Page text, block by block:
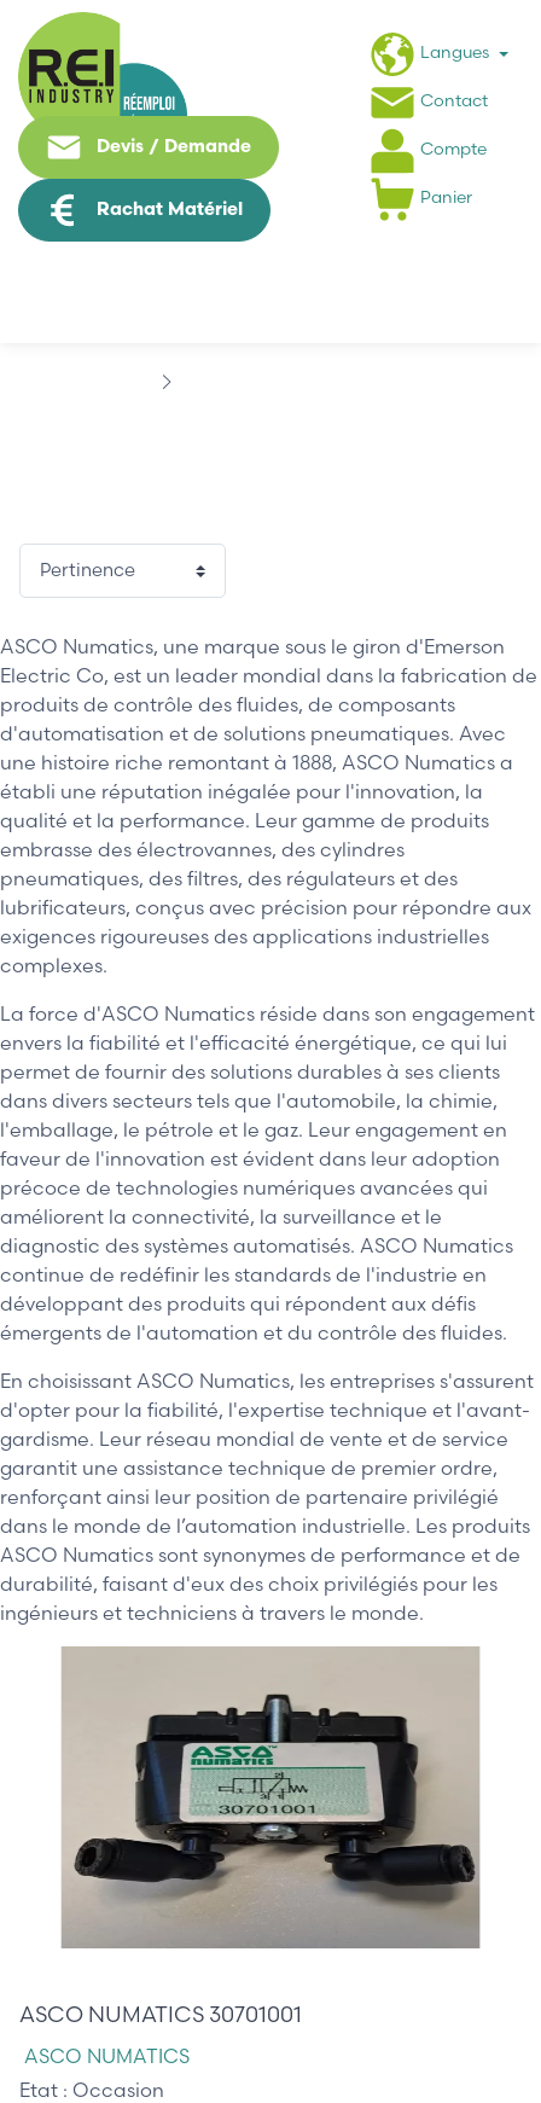
Devis / Demande
Rachat Matériel
Langues
Contact
Compte
Panier
ASCO Numatics, une marque sous le giron d'Emerson
Electric Co, est un leader mondial dans la fabrication de
produits de contrôle des fluides, de composants
d'automatisation et de solutions pneumatiques. Avec
une histoire riche remontant à 1888, ASCO Numatics a
établi une réputation inégalée pour l'innovation, la
qualité et la performance. Leur gamme de produits
embrasse des électrovannes, des cylindres
pneumatiques, des filtres, des régulateurs et des
lubrificateurs, conçus avec précision pour répondre aux
exigences rigoureuses des applications industrielles
complexes.
La force d'ASCO Numatics réside dans son engagement
envers la fiabilité et l'efficacité énergétique, ce qui lui
permet de fournir des solutions durables à ses clients
dans divers secteurs tels que l'automobile, la chimie,
l'emballage, le pétrole et le gaz. Leur engagement en
faveur de l'innovation est évident dans leur adoption
précoce de technologies numériques avancées qui
améliorent la connectivité, la surveillance et le
diagnostic des systèmes automatisés. ASCO Numatics
continue de redéfinir les standards de l'industrie en
développant des produits qui répondent aux défis
émergents de l'automation et du contrôle des fluides.
En choisissant ASCO Numatics, les entreprises s'assurent
d'opter pour la fiabilité, l'expertise technique et l'avant-
gardisme. Leur réseau mondial de vente et de service
garantit une assistance technique de premier ordre,
renforçant ainsi leur position de partenaire privilégié
dans le monde de l’automation industrielle. Les produits
ASCO Numatics sont synonymes de performance et de
durabilité, faisant d'eux des choix privilégiés pour les
ingénieurs et techniciens à travers le monde.
ASCO NUMATICS 30701001
ASCO NUMATICS
Etat : Occasion